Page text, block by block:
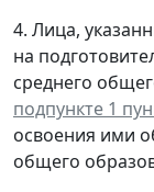
4. Лица,
на
среднего
подпункте 1
освоения ими
общего